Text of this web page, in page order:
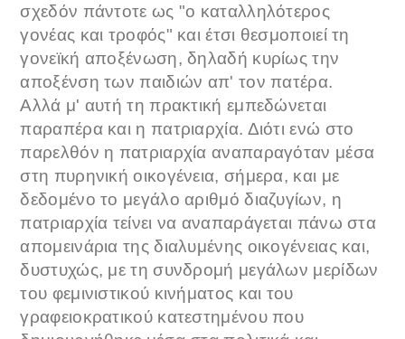
σχεδόν πάντοτε ως "ο καταλληλότερος
γονέας και τροφός" και έτσι θεσμοποιεί τη
γονεϊκή αποξένωση, δηλαδή κυρίως την
αποξένση των παιδιών απ' τον πατέρα.
Αλλά μ' αυτή τη πρακτική εμπεδώνεται
παραπέρα και η πατριαρχία. Διότι ενώ στο
παρελθόν η πατριαρχία αναπαραγόταν μέσα
στη πυρηνική οικογένεια, σήμερα, και με
δεδομένο το μεγάλο αριθμό διαζυγίων, η
πατριαρχία τείνει να αναπαράγεται πάνω στα
απομεινάρια της διαλυμένης οικογένειας και,
δυστυχώς, με τη συνδρομή μεγάλων μερίδων
του φεμινιστικού κινήματος και του
γραφειοκρατικού κατεστημένου που